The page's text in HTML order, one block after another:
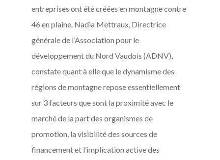
entreprises ont été créées en montagne contre
46 en plaine. Nadia Mettraux, Directrice
générale de l’Association pour le
développement du Nord Vaudois (ADNV),
constate quant à elle que le dynamisme des
régions de montagne repose essentiellement
sur 3 facteurs que sont la proximité avec le
marché de la part des organismes de
promotion, la visibilité des sources de
financement et l’implication active des